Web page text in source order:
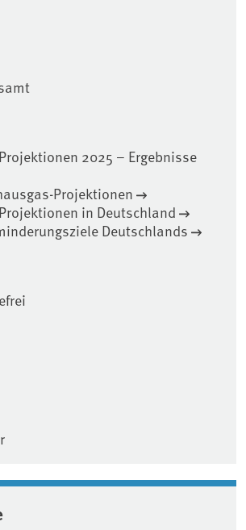
2025 – Ergebnisse
Projektionen
in Deutschland
Deutschlands